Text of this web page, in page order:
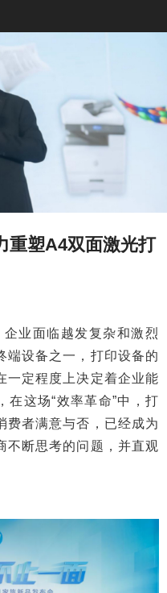
重塑A4双面激光打
企业面临越发复杂和激烈
端设备之一，打印设备的
一定程度上决定着企业能
在这场“效率革命”中，打
费者满意与否，已经成为
不断思考的问题，并直观